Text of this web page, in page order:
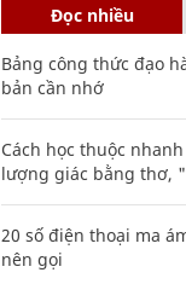
Đọc nhiều
Bảng công thức đạo
bản cần nhớ
Cách học thuộc
lượng giác bằng thơ,
20 số điện thoại ma
nên gọi